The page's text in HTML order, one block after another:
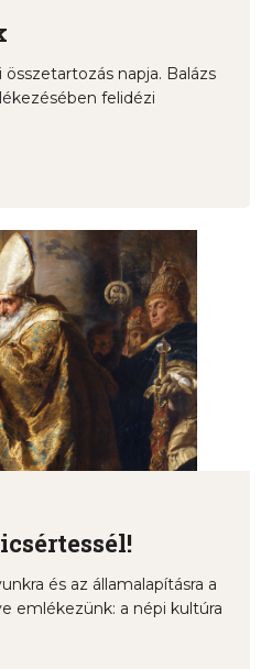
napja. Balázs
felidézi
és az államalapításra a
emlékezünk: a népi kultúra